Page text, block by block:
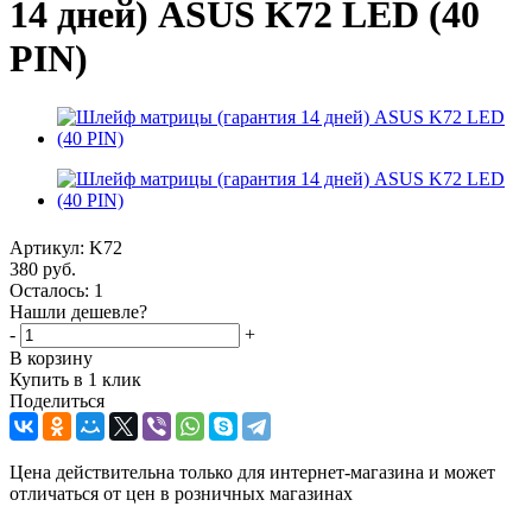
14 дней) ASUS K72 LED (40
PIN)
Артикул: K72
380 руб.
Осталось: 1
Нашли дешевле?
-
+
В корзину
Купить в 1 клик
Поделиться
Цена действительна только для интернет-магазина и может
отличаться от цен в розничных магазинах